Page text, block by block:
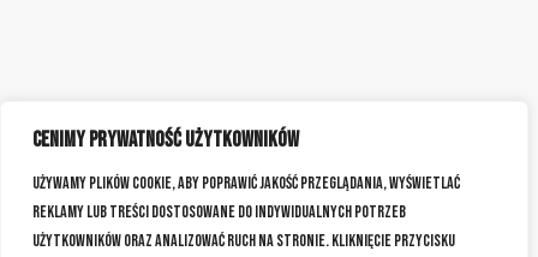
Cenimy prywatność użytkowników
Używamy plików cookie, aby poprawić jakość przeglądania, wyświetlać
reklamy lub treści dostosowane do indywidualnych potrzeb
użytkowników oraz analizować ruch na stronie. Kliknięcie przycisku